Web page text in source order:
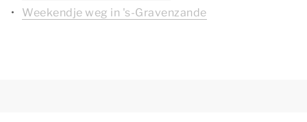
Weekendje weg in 's-Gravenzande